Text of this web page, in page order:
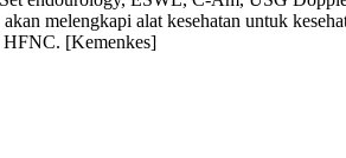
melengkapi alat kesehatan untuk
[Kemenkes]